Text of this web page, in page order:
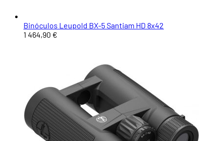
Binóculos Leupold BX-5 Santiam HD 8x42
1 464,90 €